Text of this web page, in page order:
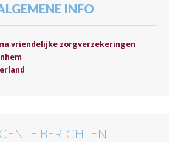
INFO
vriendelijke zorgverzekeringen
BERICHTEN